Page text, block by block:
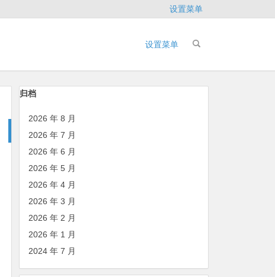
设置菜单
设置菜单
归档
2026 年 8 月
2026 年 7 月
2026 年 6 月
2026 年 5 月
2026 年 4 月
2026 年 3 月
2026 年 2 月
2026 年 1 月
2024 年 7 月